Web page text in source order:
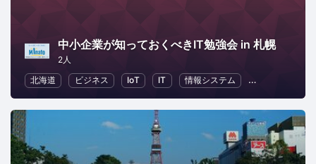
中小企業が知っておくべきIT勉強会 in 札幌
2人
北海道
ビジネス IoT IT 情報システム ビジネス戦略